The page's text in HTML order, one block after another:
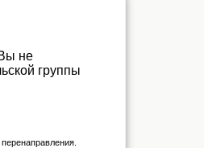
не
группы